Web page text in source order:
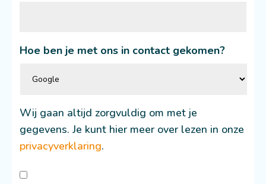
Hoe ben je met ons in contact gekomen?
Wij gaan altijd zorgvuldig om met je
gegevens. Je kunt hier meer over lezen in onze
privacyverklaring.
Consent